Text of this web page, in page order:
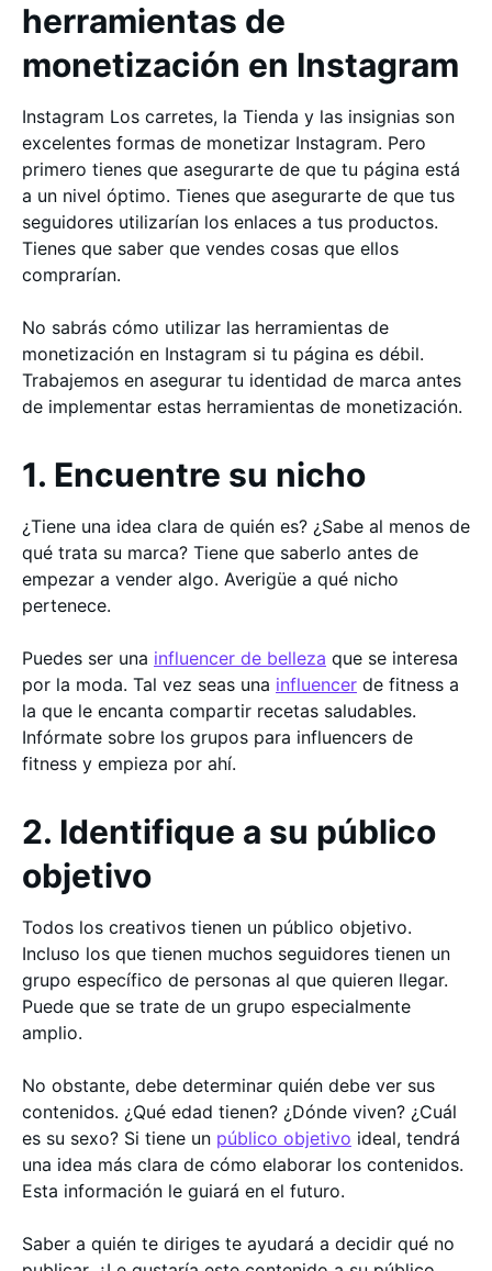
herramientas de
monetización en Instagram
Instagram Los carretes, la Tienda y las insignias son
excelentes formas de monetizar Instagram. Pero
primero tienes que asegurarte de que tu página está
a un nivel óptimo. Tienes que asegurarte de que tus
seguidores utilizarían los enlaces a tus productos.
Tienes que saber que vendes cosas que ellos
comprarían.
No sabrás cómo utilizar las herramientas de
monetización en Instagram si tu página es débil.
Trabajemos en asegurar tu identidad de marca antes
de implementar estas herramientas de monetización.
1. Encuentre su nicho
¿Tiene una idea clara de quién es? ¿Sabe al menos de
qué trata su marca? Tiene que saberlo antes de
empezar a vender algo. Averigüe a qué nicho
pertenece.
Puedes ser una influencer de belleza que se interesa
por la moda. Tal vez seas una influencer de fitness a
la que le encanta compartir recetas saludables.
Infórmate sobre los grupos para influencers de
fitness y empieza por ahí.
2. Identifique a su público
objetivo
Todos los creativos tienen un público objetivo.
Incluso los que tienen muchos seguidores tienen un
grupo específico de personas al que quieren llegar.
Puede que se trate de un grupo especialmente
amplio.
No obstante, debe determinar quién debe ver sus
contenidos. ¿Qué edad tienen? ¿Dónde viven? ¿Cuál
es su sexo? Si tiene un público objetivo ideal, tendrá
una idea más clara de cómo elaborar los contenidos.
Esta información le guiará en el futuro.
Saber a quién te diriges te ayudará a decidir qué no